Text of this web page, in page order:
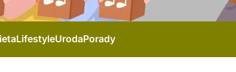
LifestyleUrodaPorady